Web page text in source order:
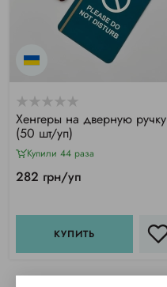
Хенгеры на дверную ручку
(50 шт/уп)
Купили 44 раза
282 грн/уп
КУПИТЬ